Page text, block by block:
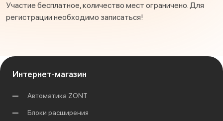
Участие бесплатное, количество мест ограничено. Для
регистрации необходимо записаться!
Интернет-магазин
Автоматика ZONT
Блоки расширения